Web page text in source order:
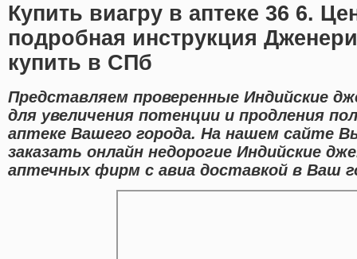
Купить виагру в аптеке 36 6.
подробная инструкция
купить в СПб
Представляем проверенные Индийские
для увеличения потенции и продления
аптеке Вашего города. На нашем сайте
заказать онлайн недорогие Индийские
аптечных фирм с авиа доставкой в Ваш